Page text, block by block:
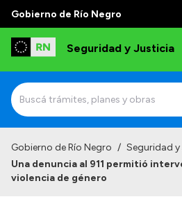
Gobierno de Río Negro
Seguridad y Justicia
Institucional
Gobierno de Río Negro / Seguridad
Una denuncia al 911 permitió
violencia de género